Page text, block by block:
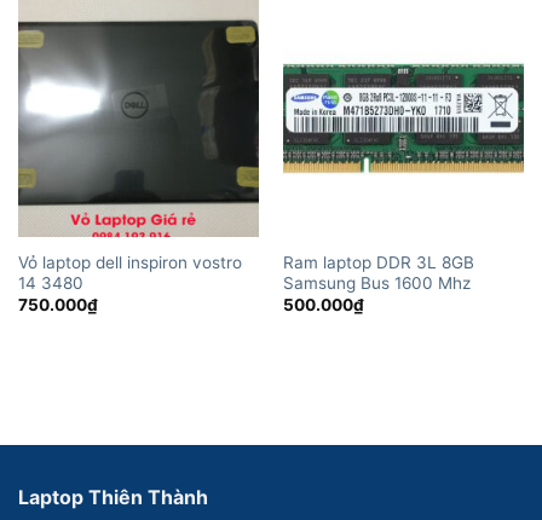
Vỏ laptop dell inspiron vostro
14 3480
750.000₫
Ram laptop DDR 3L 8GB
Samsung Bus 1600 Mhz
500.000₫
Laptop Thiên Thành